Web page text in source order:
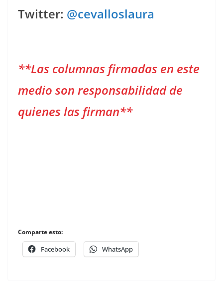
Twitter: @cevalloslaura
**Las columnas firmadas en este
medio son responsabilidad de
quienes las firman**
Comparte esto:
Facebook WhatsApp